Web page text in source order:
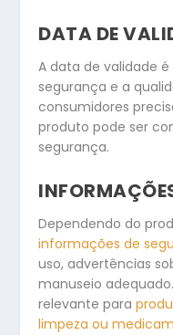
DATA DE
A data de validade
segurança e a
consumidores
produto pode ser
segurança.
Dependendo do
informações de
uso, advertências
manuseio
relevante para
limpeza ou